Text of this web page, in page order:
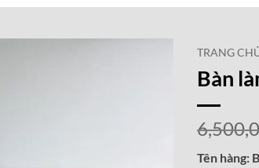
TRANG
Bàn
Tên hàng: